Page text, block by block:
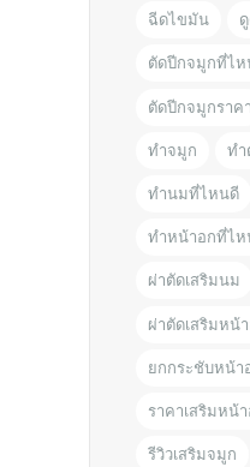
ฉีดไขมัน
ตัดปีกจมูกที่ไ
ตัดปีกจมูกราคา
ทำจมูก ทำ
ทำนมที่ไหนดี
ทำหน้าอกที่ไ
ผ่าตัดเสริมนม
ผ่าตัดเสริมหน้
ยกกระชับหน้า
ราคาเสริมหน้
รีวิวเสริมจมูก